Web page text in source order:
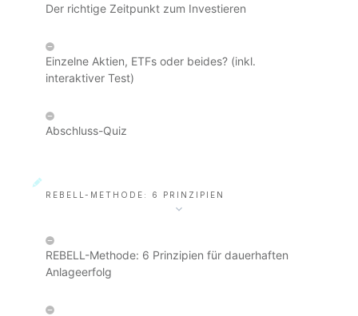
Der richtige Zeitpunkt zum Investieren
Einzelne Aktien, ETFs oder beides? (inkl.
interaktiver Test)
Abschluss-Quiz
REBELL-METHODE: 6 PRINZIPIEN
REBELL-Methode: 6 Prinzipien für dauerhaften
Anlageerfolg